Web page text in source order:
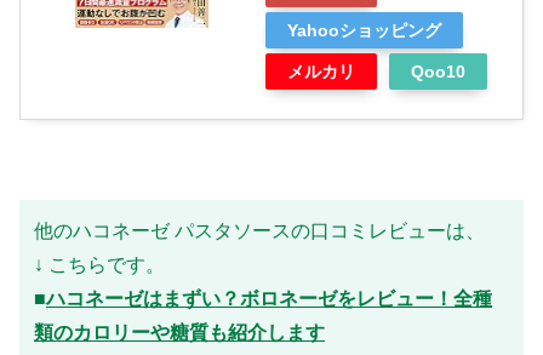
Yahooショッピング
メルカリ Qoo10
他のハコネーゼ パスタソースの口コミレビューは、
↓ こちらです。
■ハコネーゼはまずい？ボロネーゼをレビュー！全種
類のカロリーや糖質も紹介します